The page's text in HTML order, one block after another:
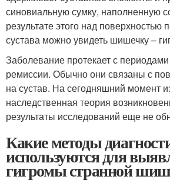
синовиальную сумку, наполненную
результате этого над поверхностью
сустава можно увидеть шишечку –
Заболевание протекает с
ремиссии. Обычно они связаны с
на сустав. На сегодняшний момент
наследственная теория
результаты исследований еще не
Какие методы
используются для
гигромы странной